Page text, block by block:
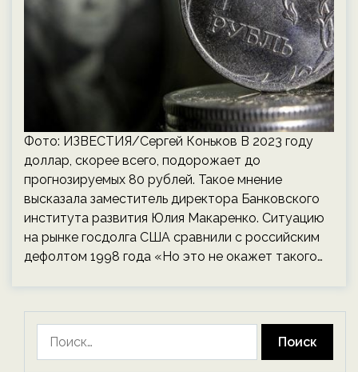
Фото: ИЗВЕСТИЯ/Сергей Коньков В 2023 году
доллар, скорее всего, подорожает до
прогнозируемых 80 рублей. Такое мнение
высказала заместитель директора Банковского
института развития Юлия Макаренко. Ситуацию
на рынке госдолга США сравнили с российским
дефолтом 1998 года «Но это не окажет такого…